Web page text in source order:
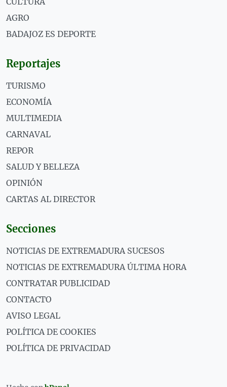
AGRO
BADAJOZ ES DEPORTE
Reportajes
TURISMO
ECONOMÍA
MULTIMEDIA
CARNAVAL
REPOR
SALUD Y BELLEZA
OPINIÓN
CARTAS AL DIRECTOR
Secciones
NOTICIAS DE EXTREMADURA SUCESOS
NOTICIAS DE EXTREMADURA ÚLTIMA HORA
CONTRATAR PUBLICIDAD
CONTACTO
AVISO LEGAL
POLÍTICA DE COOKIES
POLÍTICA DE PRIVACIDAD